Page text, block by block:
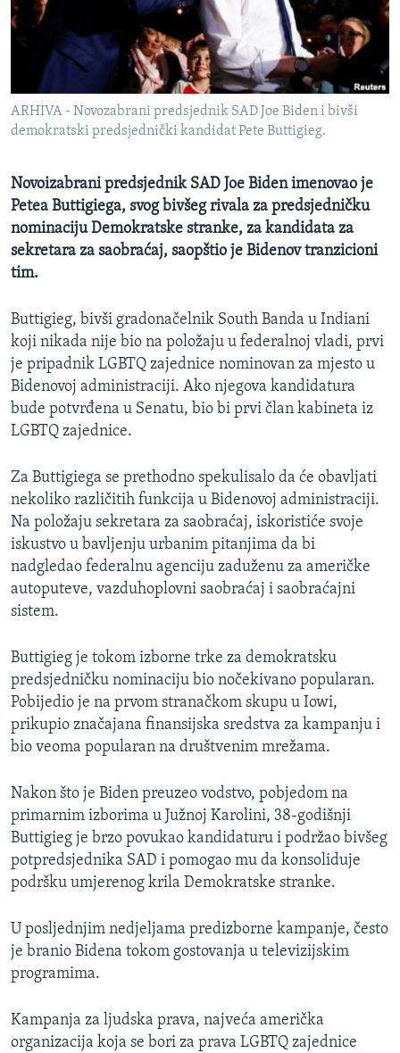
MAGAZIN
O GLASU AMERIKE
Learning English
Jezici
ARHIVA - Novozabrani predsjednik SAD Joe Biden i bivši
demokratski predsjednički kandidat Pete Buttigieg.
Novoizabrani predsjednik SAD Joe Biden imenovao je
Petea Buttigiega, svog bivšeg rivala za predsjedničku
nominaciju Demokratske stranke, za kandidata za
sekretara za saobraćaj, saopštio je Bidenov tranzicioni
tim.
Buttigieg, bivši gradonačelnik South Banda u Indiani
koji nikada nije bio na položaju u federalnoj vladi, prvi
je pripadnik LGBTQ zajednice nominovan za mjesto u
Bidenovoj administraciji. Ako njegova kandidatura
bude potvrđena u Senatu, bio bi prvi član kabineta iz
LGBTQ zajednice.
Za Buttigiega se prethodno spekulisalo da će obavljati
nekoliko različitih funkcija u Bidenovoj administraciji.
Na položaju sekretara za saobraćaj, iskoristiće svoje
iskustvo u bavljenju urbanim pitanjima da bi
nadgledao federalnu agenciju zaduženu za američke
autoputeve, vazduhoplovni saobraćaj i saobraćajni
sistem.
Buttigieg je tokom izborne trke za demokratsku
predsjedničku nominaciju bio nočekivano popularan.
Pobijedio je na prvom stranačkom skupu u Iowi,
prikupio značajana finansijska sredstva za kampanju i
bio veoma popularan na društvenim mrežama.
Nakon što je Biden preuzeo vodstvo, pobjedom na
primarnim izborima u Južnoj Karolini, 38-godišnji
Buttigieg je brzo povukao kandidaturu i podržao bivšeg
potpredsjednika SAD i pomogao mu da konsoliduje
podršku umjerenog krila Demokratske stranke.
U posljednjim nedjeljama predizborne kampanje, često
je branio Bidena tokom gostovanja u televizijskim
programima.
Kampanja za ljudska prava, najveća američka
organizacija koja se bori za prava LGBTQ zajednice